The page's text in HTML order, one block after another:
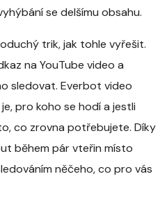
se delšímu obsahu.
trik, jak tohle vyřešit.
na YouTube video a
sledovat. Everbot video
pro koho se hodí a jestli
co zrovna potřebujete. Díky
během pár vteřin místo
něčeho, co pro vás